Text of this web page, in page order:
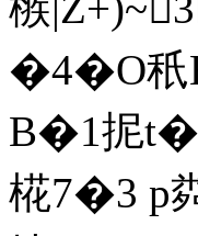
� 4�O
B�1抳t�
椛